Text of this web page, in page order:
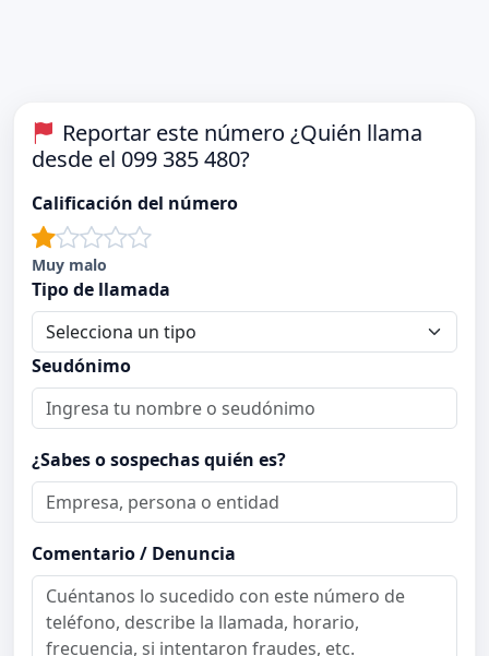
Reportar este número ¿Quién llama
desde el 099 385 480?
Calificación del número
Muy malo
Tipo de llamada
Seudónimo
¿Sabes o sospechas quién es?
Comentario / Denuncia